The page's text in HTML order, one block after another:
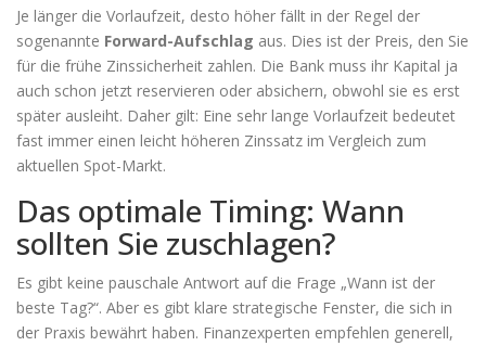
Je länger die Vorlaufzeit, desto höher fällt in der Regel der
sogenannte Forward-Aufschlag aus. Dies ist der Preis, den Sie
für die frühe Zinssicherheit zahlen. Die Bank muss ihr Kapital ja
auch schon jetzt reservieren oder absichern, obwohl sie es erst
später ausleiht. Daher gilt: Eine sehr lange Vorlaufzeit bedeutet
fast immer einen leicht höheren Zinssatz im Vergleich zum
aktuellen Spot-Markt.
Das optimale Timing: Wann
sollten Sie zuschlagen?
Es gibt keine pauschale Antwort auf die Frage „Wann ist der
beste Tag?“. Aber es gibt klare strategische Fenster, die sich in
der Praxis bewährt haben. Finanzexperten empfehlen generell,